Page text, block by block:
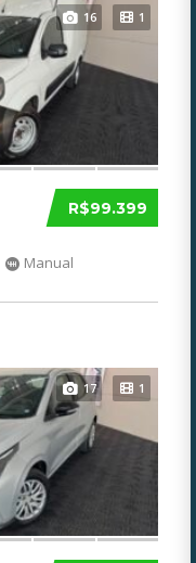
16 1
R$99.399
Manual
17 1